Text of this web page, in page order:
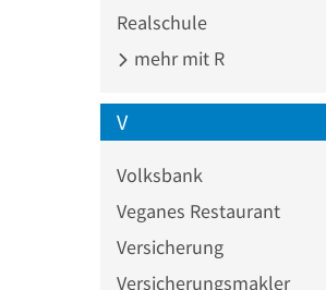
Realschule
mehr mit R
V
Volksbank
Veganes Restaurant
Versicherung
Versicherungsmakler